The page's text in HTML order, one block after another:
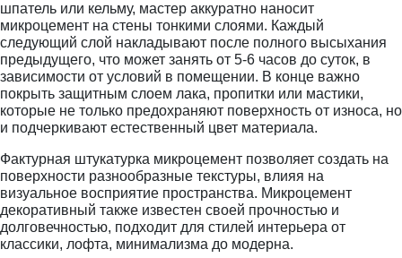
шпатель или кельму, мастер аккуратно наносит
микроцемент на стены тонкими слоями. Каждый
следующий слой накладывают после полного высыхания
предыдущего, что может занять от 5-6 часов до суток, в
зависимости от условий в помещении. В конце важно
покрыть защитным слоем лака, пропитки или мастики,
которые не только предохраняют поверхность от износа, но
и подчеркивают естественный цвет материала.
Фактурная штукатурка микроцемент позволяет создать на
поверхности разнообразные текстуры, влияя на
визуальное восприятие пространства. Микроцемент
декоративный также известен своей прочностью и
долговечностью, подходит для стилей интерьера от
классики, лофта, минимализма до модерна.